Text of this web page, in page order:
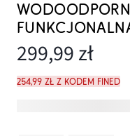
299,99 zł
254,99 zł z kodem FINED